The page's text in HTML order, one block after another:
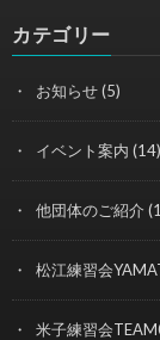
カテゴリー
お知らせ(5)
イベント案内 (14)
他団体のご紹介
松江練習会
米子練習会